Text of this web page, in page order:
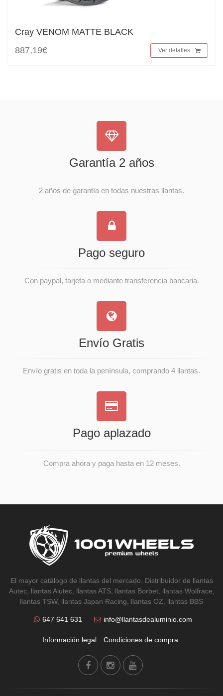
Cray VENOM MATTE BLACK
887,19€
Ver detalles
Garantía 2 años
2 años de garantía en todas nuestras llantas.
Pago seguro
Con paypal, tarjeta o mediante transferencia bancaria.
Envío Gratis
Envío gratis en toda la península, comprando 4 llantas.
Pago aplazado
Compra ahora y paga hasta en 12 meses.
El mayor catálogo de llantas del mercado. Distribuidor de llantas
Autec, llantas Alutec, llantas ATS, llantas Borbet, llantas Wolfrace,
llantas TSW, llantas Japan Racing, llantas OZ, llantas BBS
647 641 631 info@llantasdealuminio.com
Información legal Condiciones de compra